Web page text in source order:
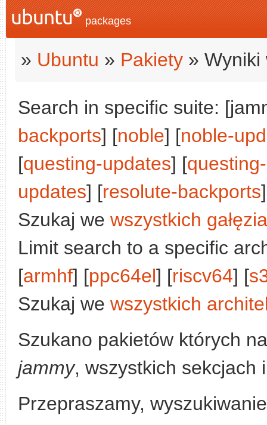
packages
» Ubuntu » Pakiety » Wyniki
Search in specific suite:
backports] [noble] [noble-
[questing-updates] [
updates] [resolute-backports
Szukaj we wszystkich
Limit search to a specific
[armhf] [ppc64el] [riscv64] [
Szukaj we wszystkich
Szukano pakietów których
jammy, wszystkich sekcjach
Przepraszamy,